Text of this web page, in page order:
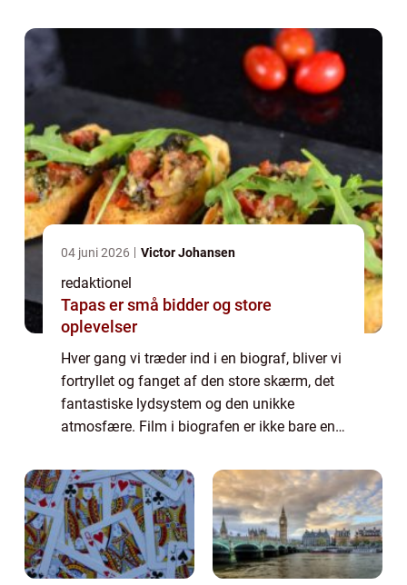
04 juni 2026 Victor Johansen
redaktionel
Tapas er små bidder og store
oplevelser
Hver gang vi træder ind i en biograf, bliver vi
fortryllet og fanget af den store skærm, det
fantastiske lydsystem og den unikke
atmosfære. Film i biografen er ikke bare en
rejse, der bringer os tættere på h...